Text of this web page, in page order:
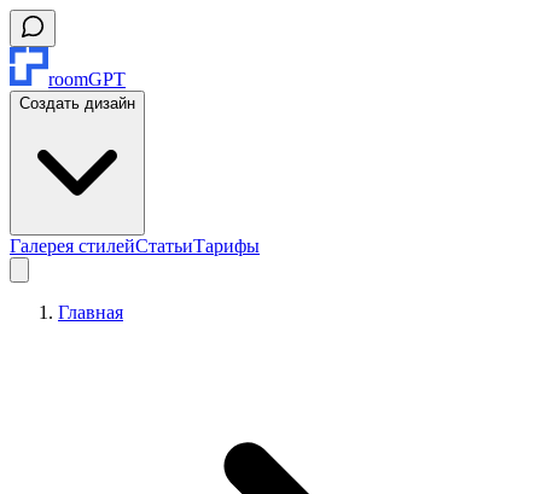
roomGPT
Создать дизайн
Галерея стилейСтатьиТарифы
Главная